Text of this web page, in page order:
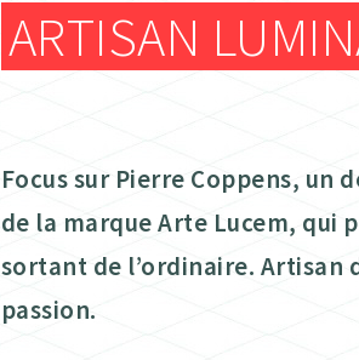
ARTISAN
Focus sur Pierre Coppens, un
de la marque Arte Lucem, qui
sortant de l’ordinaire. Artisan
passion.